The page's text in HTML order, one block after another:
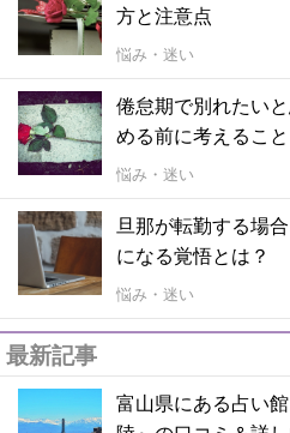
方と注意点
悩み・迷い
倦怠期で別れたい
める前に考えること
悩み・迷い
旦那が転勤する場
になる覚悟とは？
悩み・迷い
最新記事
富山県にある占い